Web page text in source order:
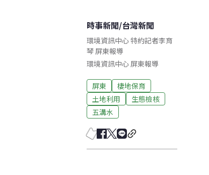
時事新聞/台灣新聞
環境資訊中心 特約記者李育
琴 屏東報導
環境資訊中心屏東報導
屏東
棲地保育
土地利用
生態檢核
五溝水